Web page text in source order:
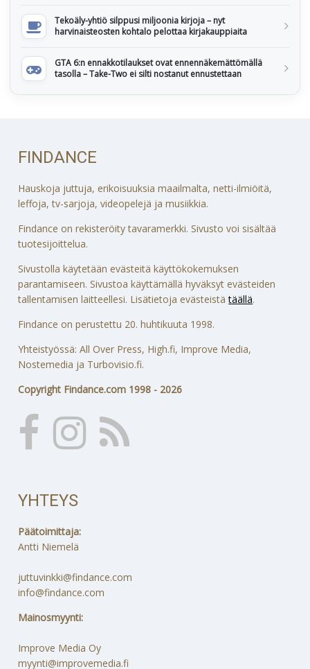
Tekoäly-yhtiö silppusi miljoonia kirjoja – nyt
harvinaisteosten kohtalo pelottaa kirjakauppiaita
GTA 6:n ennakkotilaukset ovat ennennäkemättömällä
tasolla – Take-Two ei silti nostanut ennustettaan
FINDANCE
Hauskoja juttuja, erikoisuuksia maailmalta, netti-ilmiöitä,
leffoja, tv-sarjoja, videopelejä ja musiikkia.
Findance on rekisteröity tavaramerkki. Sivusto voi sisältää
tuotesijoittelua.
Sivustolla käytetään evästeitä käyttökokemuksen
parantamiseen. Sivustoa käyttämällä hyväksyt evästeiden
tallentamisen laitteellesi. Lisätietoja evästeistätäällä.
Findance on perustettu 20. huhtikuuta 1998.
Yhteistyössä: All Over Press, High.fi, Improve Media,
Nostemedia ja Turbovisio.fi.
Copyright Findance.com 1998 - 2026
YHTEYS
Päätoimittaja:
Antti Niemelä
juttuvinkki@findance.com
info@findance.com
Mainosmyynti:
Improve Media Oy
myynti@improvemedia.fi